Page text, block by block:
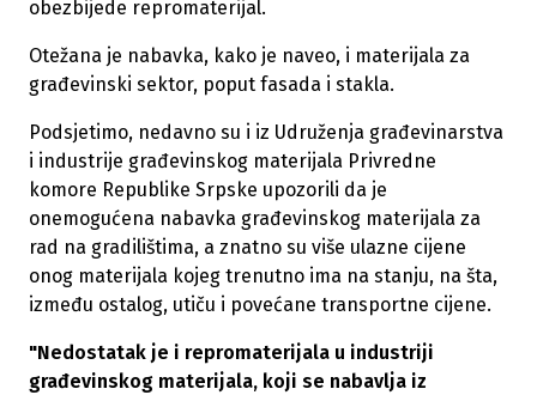
obezbijede repromaterijal.
Otežana je nabavka, kako je naveo, i materijala za
građevinski sektor, poput fasada i stakla.
Podsjetimo, nedavno su i iz Udruženja građevinarstva
i industrije građevinskog materijala Privredne
komore Republike Srpske upozorili da je
onemogućena nabavka građevinskog materijala za
rad na gradilištima, a znatno su više ulazne cijene
onog materijala kojeg trenutno ima na stanju, na šta,
između ostalog, utiču i povećane transportne cijene.
"Nedostatak je i repromaterijala u industriji
građevinskog materijala, koji se nabavlja iz